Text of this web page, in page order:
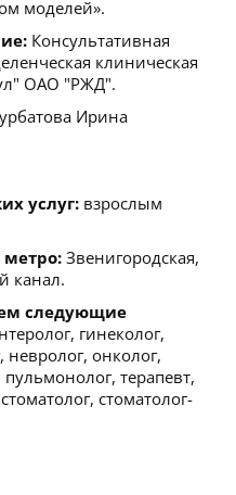
моделей».
Консультативная
клиническая
ОАО "РЖД".
Ирина
услуг: взрослым
Звенигородская,
канал.
следующие
гинеколог,
невролог, онколог,
терапевт,
стоматолог-